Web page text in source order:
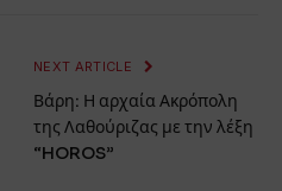
NEXT ARTICLE
Βάρη: Η αρχαία Ακρόπολη
της Λαθούριζας με την λέξη
“HOROS”